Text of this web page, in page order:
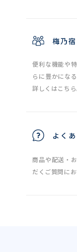
梅乃
便利な機能や
らに豊かにな
詳しくはこちら
よく
商品や配送・
だくご質問に